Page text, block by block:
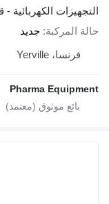
التجهيزات الكهربائية
حالة المركبة جديد
فرنسا، Yerville
Pharma Equipment